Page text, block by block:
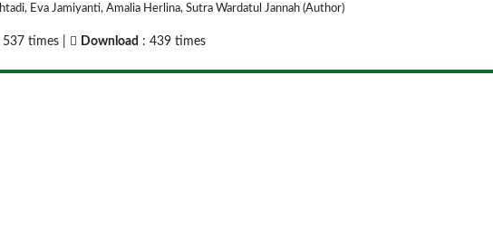
Eva Jamiyanti, Amalia Herlina, Sutra Wardatul Jannah (Author)
537 times | Download : 439 times